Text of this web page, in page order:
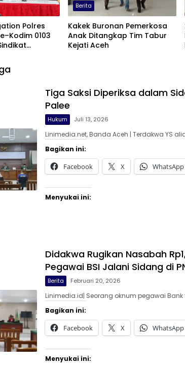
Polres
0103
Berita
Kakek Buronan Pemerkosa
Anak Ditangkap Tim Tabur
Kejati Aceh
Tiga Saksi Diperiksa dalam
Palee
Hukum Juli 13, 2026
Linimedia.net, Banda Aceh | Terdakwa YS
Bagikan ini:
Facebook X WhatsApp
Menyukai ini:
Didakwa Rugikan Nasabah
Pegawai BSI Jalani Sidang di
Berita Februari 20, 2026
Linimedia.id| Seorang oknum pegawai Bank
Bagikan ini:
Facebook X WhatsApp
Menyukai ini: